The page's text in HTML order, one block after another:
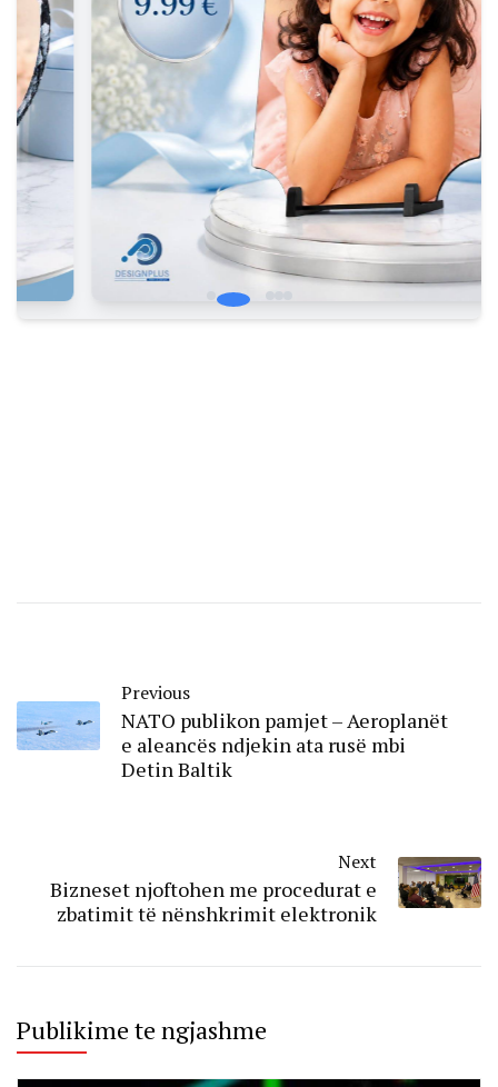
Previous
NATO publikon pamjet – Aeroplanët
e aleancës ndjekin ata rusë mbi
Detin Baltik
Next
Bizneset njoftohen me procedurat e
zbatimit të nënshkrimit elektronik
Publikime te ngjashme